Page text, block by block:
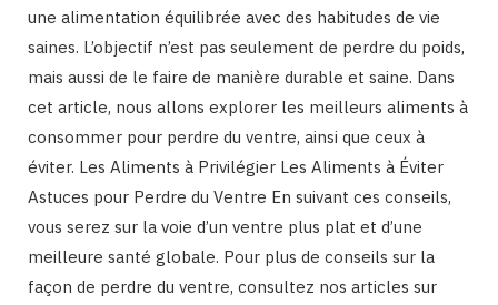
une alimentation équilibrée avec des habitudes de vie
saines. L’objectif n’est pas seulement de perdre du poids,
mais aussi de le faire de manière durable et saine. Dans
cet article, nous allons explorer les meilleurs aliments à
consommer pour perdre du ventre, ainsi que ceux à
éviter. Les Aliments à Privilégier Les Aliments à Éviter
Astuces pour Perdre du Ventre En suivant ces conseils,
vous serez sur la voie d’un ventre plus plat et d’une
meilleure santé globale. Pour plus de conseils sur la
façon de perdre du ventre, consultez nos articles sur